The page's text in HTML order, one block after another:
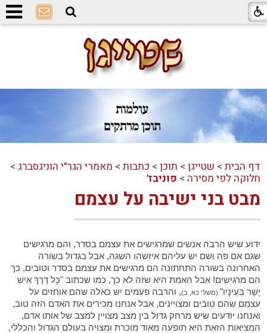
דף הבית > שטייגן > תוכן > כתבות > מאמרי הגר"י הוניגסברג >
חלוקה לפי מסירה > פוניבז'
מבט בני ישיבה על עצמם
ידוע שיש הרבה אנשים שמרגישים את עצמם בסדר, והם מרגישים
שגם אם פה ושם יש עליהם איזשהו השגה, אבל בגדול בשורה
האחרונה בשורה התחתונה הם מרגישים את עצמם בסדר וטובים, כך
הם מרגישים! אבל האמת היא שזה לא כך, כמו שכתוב "כָּל דֶּרֶךְ אִישׁ
יָשָׁר בְּעֵינָיו" (משלי כא, ב), והרבה פעמים יש כאלה שהם אוחזים על
עצמם שהם טובים ומצויינים, אבל אנחנו מכירים את האדם הזה טוב,
ואנחנו יודעים שיש מרחק גדול בין מצב מצויין למצב של אותו אדם,
המציאות הזאת היא תופעה מאוד מוכרת ומצויה בעולם הגדול והכללי,